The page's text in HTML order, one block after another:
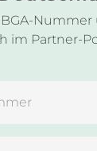
Nummer
im Partner-